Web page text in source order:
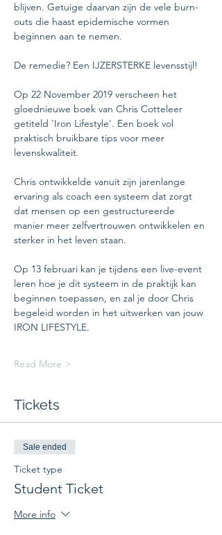
blijven. Getuige daarvan zijn de vele burn-
outs die haast epidemische vormen
Op 22 November 2019 verscheen het
gloednieuwe boek van Chris Cotteleer
getiteld 'Iron Lifestyle'. Een boek vol
praktisch bruikbare tips voor meer
Chris ontwikkelde vanuit zijn jarenlange
ervaring als coach een systeem dat zorgt
dat mensen op een gestructureerde
manier meer zelfvertrouwen ontwikkelen en
Op 13 februari kan je tijdens een live-event
leren hoe je dit systeem in de praktijk kan
beginnen toepassen, en zal je door Chris
begeleid worden in het uitwerken van jouw
Read More >
Tickets
Sale ended
Ticket type
Student Ticket
More info